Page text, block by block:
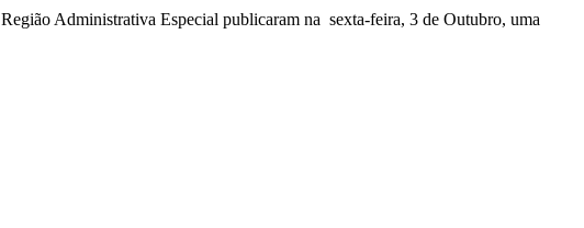
Administrativa Especial publicaram na sexta-feira, 3 de Outubro, uma